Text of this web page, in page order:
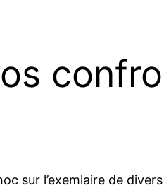
sur l’exemlaire de